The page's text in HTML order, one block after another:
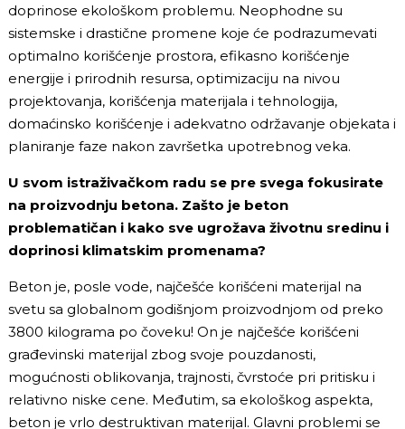
doprinose ekološkom problemu. Neophodne su
sistemske i drastične promene koje će podrazumevati
optimalno korišćenje prostora, efikasno korišćenje
energije i prirodnih resursa, optimizaciju na nivou
projektovanja, korišćenja materijala i tehnologija,
domaćinsko korišćenje i adekvatno održavanje objekata i
planiranje faze nakon završetka upotrebnog veka.
U svom istraživačkom radu se pre svega fokusirate
na proizvodnju betona. Zašto je beton
problematičan i kako sve ugrožava životnu sredinu i
doprinosi klimatskim promenama?
Beton je, posle vode, najčešće korišćeni materijal na
svetu sa globalnom godišnjom proizvodnjom od preko
3800 kilograma po čoveku! On je najčešće korišćeni
građevinski materijal zbog svoje pouzdanosti,
mogućnosti oblikovanja, trajnosti, čvrstoće pri pritisku i
relativno niske cene. Međutim, sa ekološkog aspekta,
beton je vrlo destruktivan materijal. Glavni problemi se